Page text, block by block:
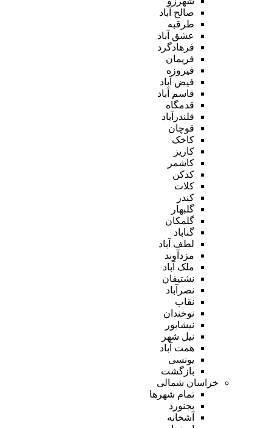
صالح آباد
طرقبه
عشق آباد
فرهادگرد
فریمان
فیروزه
فیض آباد
قاسم آباد
قدمگاه
قلندرآباد
قوچان
کاخک
کاریز
کاشمر
کدکن
کلات
کندر
گلبهار
گلمکان
گناباد
لطف آباد
مزدآوند
ملک آباد
نشتیفان
نصرآباد
نقاب
نوخندان
نیشابور
نیل شهر
همت آباد
یونسی
بازگشت
خراسان شمالی
تمام شهر‌ها
بجنورد
آشخانه